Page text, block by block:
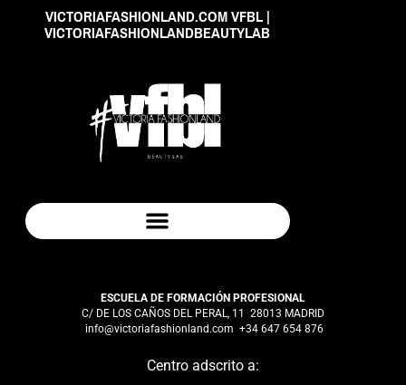
VICTORIAFASHIONLAND.COM VFBL |
VICTORIAFASHIONLANDBEAUTYLAB
ESCUELA DE FORMACIÓN PROFESIONAL
C/ DE LOS CAÑOS DEL PERAL, 11 28013 MADRID
info@victoriafashionland.com +34 647 654 876
Centro adscrito a: